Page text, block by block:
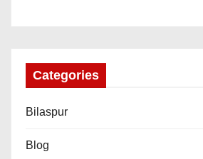
Categories
Bilaspur
Blog